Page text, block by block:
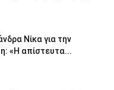
Νίκα για την
«Η απίστευτα...